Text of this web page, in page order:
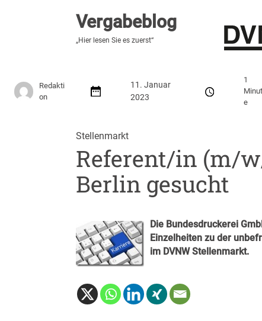
Vergabeblog
„Hier lesen Sie es zuerst“
Vergabeblog
„Fundiert, praxisnah, kontrovers“
Redakti
on
11. Januar
2023
1
Minut
e
Stellenmarkt
Referent/in (m/
Berlin gesucht
Die Bundesdruckerei
Einzelheiten zu der
im DVNW Stellenmarkt.